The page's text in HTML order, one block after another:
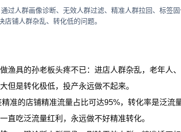
过人群画像诊断、无效人群过滤、精准人群拉回、标签
铺人群杂乱、转化低的问题。
渔具的孙老板头疼不已：进店人群杂乱，老年人
但是转化极低，投产永远做不起来。
准的店铺精准流量占比可达95%，转化率是泛流
直吃泛流量红利，永远做不好精准转化。